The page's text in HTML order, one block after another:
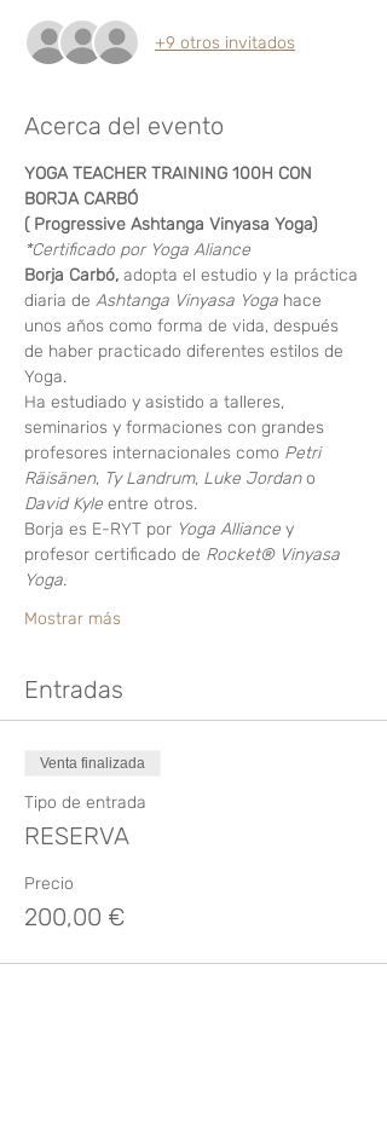
+9 otros invitados
Acerca del evento
YOGA TEACHER TRAINING 100H CON
BORJA CARBÓ
( Progressive Ashtanga Vinyasa Yoga)
*Certificado por Yoga Aliance
Borja Carbó, adopta el estudio y la práctica
diaria de Ashtanga Vinyasa Yoga hace
unos años como forma de vida, después
de haber practicado diferentes estilos de
Yoga.
Ha estudiado y asistido a talleres,
seminarios y formaciones con grandes
profesores internacionales como Petri
Räisänen, Ty Landrum, Luke Jordan o
David Kyle entre otros.
Borja es E-RYT por Yoga Alliance y
profesor certificado de Rocket® Vinyasa
Yoga.
Mostrar más
Entradas
Venta finalizada
Tipo de entrada
RESERVA
Precio
200,00 €